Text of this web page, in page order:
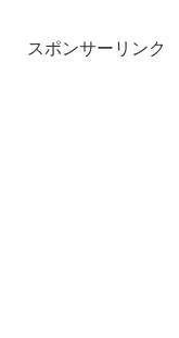
スポンサーリンク